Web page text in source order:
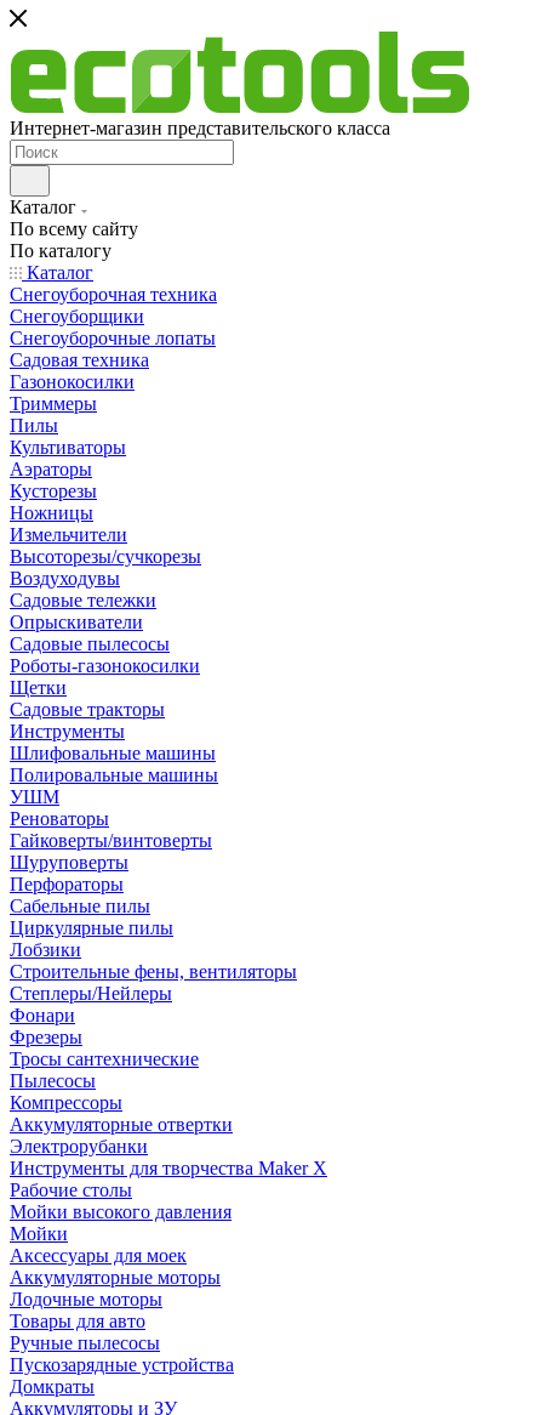
Интернет-магазин представительского класса
Каталог
По всему сайту
По каталогу
Каталог
Снегоуборочная техника
Снегоуборщики
Снегоуборочные лопаты
Садовая техника
Газонокосилки
Триммеры
Пилы
Культиваторы
Аэраторы
Кусторезы
Ножницы
Измельчители
Высоторезы/сучкорезы
Воздуходувы
Садовые тележки
Опрыскиватели
Садовые пылесосы
Роботы-газонокосилки
Щетки
Садовые тракторы
Инструменты
Шлифовальные машины
Полировальные машины
УШМ
Реноваторы
Гайковерты/винтоверты
Шуруповерты
Перфораторы
Сабельные пилы
Циркулярные пилы
Лобзики
Строительные фены, вентиляторы
Степлеры/Нейлеры
Фонари
Фрезеры
Тросы сантехнические
Пылесосы
Компрессоры
Аккумуляторные отвертки
Электрорубанки
Инструменты для творчества Maker X
Рабочие столы
Мойки высокого давления
Мойки
Аксессуары для моек
Аккумуляторные моторы
Лодочные моторы
Товары для авто
Ручные пылесосы
Пускозарядные устройства
Домкраты
Аккумуляторы и ЗУ